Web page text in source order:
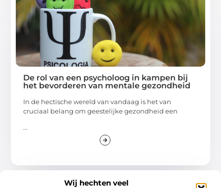
Wij hechten veel
De rol van een psycholoog in kampen bij
het bevorderen van mentale gezondheid
In de hectische wereld van vandaag is het van
cruciaal belang om geestelijke gezondheid een
...